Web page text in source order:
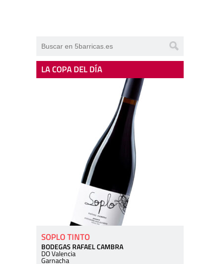
LA COPA DEL DÍA
SOPLO TINTO
BODEGAS RAFAEL CAMBRA
DO Valencia
Garnacha